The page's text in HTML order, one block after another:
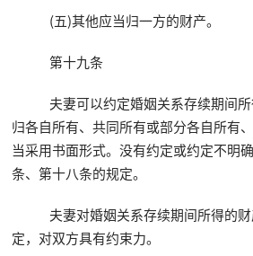
(五)其他应当归一方的财产。
第十九条
夫妻可以约定婚姻关系存续期间所
归各自所有、共同所有或部分各自所有
当采用书面形式。没有约定或约定不明
条、第十八条的规定。
夫妻对婚姻关系存续期间所得的财
定，对双方具有约束力。